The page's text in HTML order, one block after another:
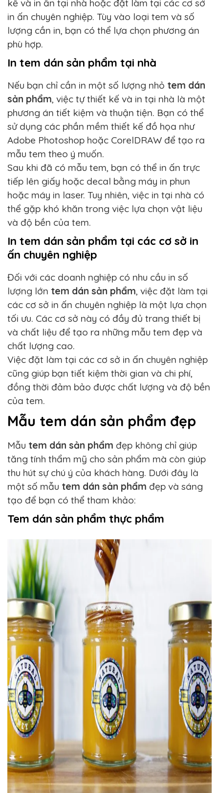
kế và in ấn tại nhà hoặc đặt làm tại các cơ sở
in ấn chuyên nghiệp. Tùy vào loại tem và số
lượng cần in, bạn có thể lựa chọn phương án
phù hợp.
In tem dán sản phẩm tại nhà
Nếu bạn chỉ cần in một số lượng nhỏ tem dán
sản phẩm, việc tự thiết kế và in tại nhà là một
phương án tiết kiệm và thuận tiện. Bạn có thể
sử dụng các phần mềm thiết kế đồ họa như
Adobe Photoshop hoặc CorelDRAW để tạo ra
mẫu tem theo ý muốn.
Sau khi đã có mẫu tem, bạn có thể in ấn trực
tiếp lên giấy hoặc decal bằng máy in phun
hoặc máy in laser. Tuy nhiên, việc in tại nhà có
thể gặp khó khăn trong việc lựa chọn vật liệu
và độ bền của tem.
In tem dán sản phẩm tại các cơ sở in
ấn chuyên nghiệp
Đối với các doanh nghiệp có nhu cầu in số
lượng lớn tem dán sản phẩm, việc đặt làm tại
các cơ sở in ấn chuyên nghiệp là một lựa chọn
tối ưu. Các cơ sở này có đầy đủ trang thiết bị
và chất liệu để tạo ra những mẫu tem đẹp và
chất lượng cao.
Việc đặt làm tại các cơ sở in ấn chuyên nghiệp
cũng giúp bạn tiết kiệm thời gian và chi phí,
đồng thời đảm bảo được chất lượng và độ bền
của tem.
Mẫu tem dán sản phẩm đẹp
Mẫu tem dán sản phẩm đẹp không chỉ giúp
tăng tính thẩm mỹ cho sản phẩm mà còn giúp
thu hút sự chú ý của khách hàng. Dưới đây là
một số mẫu tem dán sản phẩm đẹp và sáng
tạo để bạn có thể tham khảo:
Tem dán sản phẩm thực phẩm